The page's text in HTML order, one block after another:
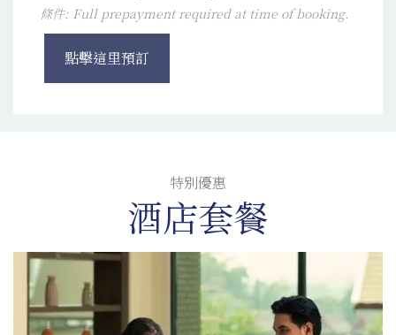
條件: Full prepayment required at time of booking.
點擊這里預訂
特別優惠
酒店套餐